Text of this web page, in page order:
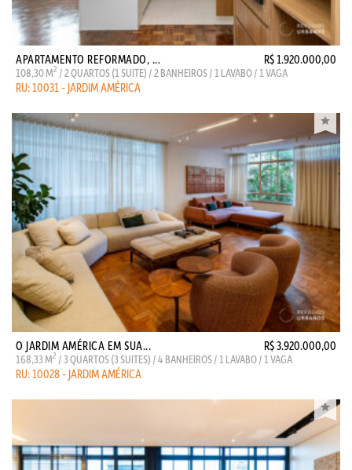
APARTAMENTO REFORMADO, ... R$ 1.920.000,00
108,30 M2 / 2 QUARTOS (1 SUITE) / 2 BANHEIROS / 1 LAVABO / 1 VAGA
RU: 10031 - JARDIM AMÉRICA
O JARDIM AMÉRICA EM SUA... R$ 3.920.000,00
168,33 M2 / 3 QUARTOS (3 SUITES) / 4 BANHEIROS / 1 LAVABO / 1 VAGA
RU: 10028 - JARDIM AMÉRICA